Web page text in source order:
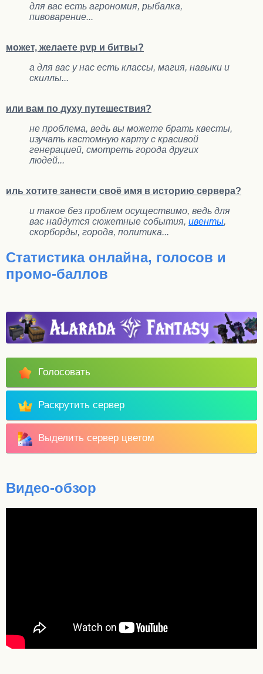
для вас есть агрономия, рыбалка,
пивоварение...
может, желаете pvp и битвы?
а для вас у нас есть классы, магия, навыки и
скиллы...
или вам по духу путешествия?
не проблема, ведь вы можете брать квесты,
изучать кастомную карту с красивой
генерацией, смотреть города других
людей...
иль хотите занести своё имя в историю сервера?
и такое без проблем осуществимо, ведь для
вас найдутся сюжетные события, ивенты,
скорборды, города, политика...
Статистика онлайна, голосов и
промо-баллов
Голосовать
Раскрутить сервер
Выделить сервер цветом
Видео-обзор